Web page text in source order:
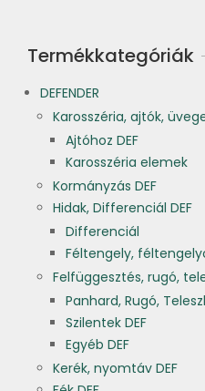
Termékkategóriák
DEFENDER
Karosszéria, ajtók,
Ajtóhoz DEF
Karosszéria elemek
Kormányzás DEF
Hidak, Differenciál DEF
Differenciál
Féltengely,
Felfüggesztés, rugó,
Panhard, Rugó,
Szilentek DEF
Egyéb DEF
Kerék, nyomtáv DEF